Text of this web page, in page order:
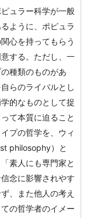
ュラー科学が一般
ように、ポピュラ
心を持ってもらう
する。ただし、一
種類のものがあ
らのライバルとし
的なものとして捉
て本質に迫ること
プの哲学を、ウィ
philosophy）と
素人にも専門家と
念に影響されやす
、また他人の考え
の哲学者のイメー